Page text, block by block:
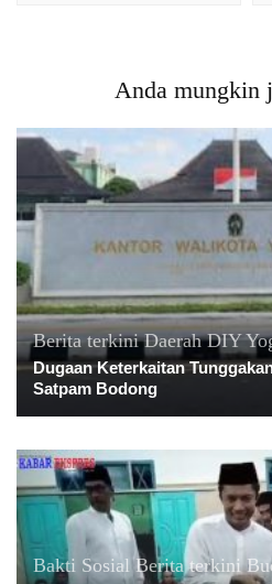
Anda mungkin
Berita terkini Daerah DIY
Dugaan Keterkaitan
Satpam Bodong
Bakti Sosial Berita terkini